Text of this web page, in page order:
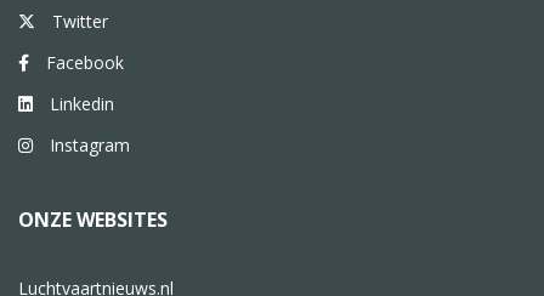
Twitter
Facebook
Linkedin
Instagram
ONZE WEBSITES
Luchtvaartnieuws.nl